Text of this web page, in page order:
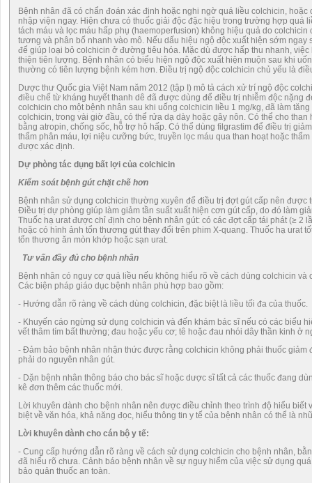
Bệnh nhân đã có chẩn đoán xác định hoặc nghi ngờ quá liều colchicin,
nhập viện ngay. Hiện chưa có thuốc giải độc đặc hiệu trong trường hợp quá
tách máu và lọc máu hấp phụ (haemoperfusion) không hiệu quả do
tương và phân bố nhanh vào mô. Nếu dấu hiệu ngộ độc xuất hiện sớm
để giúp loại bỏ colchicin ở đường tiêu hóa. Mặc dù được hấp thu nhanh,
thiện tiên lượng. Bệnh nhân có biểu hiện ngộ độc xuất hiện muộn sau khi
thường có tiên lượng bệnh kém hơn. Điều trị ngộ độc colchicin chủ yếu là
Dược thư Quốc gia Việt Nam năm 2012 (tập I) mô tả cách xử trí ngộ độc
điều chế từ kháng huyết thanh dê đã được dùng để điều trị nhiễm độc nặng
colchicin cho một bệnh nhân sau khi uống colchicin liều 1 mg/kg, đã làm
colchicin, trong vài giờ đầu, có thể rửa dạ dày hoặc gây nôn. Có thể cho
bằng atropin, chống sốc, hỗ trợ hô hấp. Có thể dùng filgrastim để điều trị
thẩm phân máu, lợi niệu cưỡng bức, truyền lọc máu qua than hoạt hoặc
được xác định.
Dự phòng tác dụng bất lợi của colchicin
Kiểm soát bệnh gút chặt chẽ hơn
Bệnh nhân sử dụng colchicin thường xuyên để điều trị đợt gút cấp nên
Điều trị dự phòng giúp làm giảm tần suất xuất hiện cơn gút cấp, do đó làm
Thuốc hạ urat được chỉ định cho bệnh nhân gút: có các đợt cấp tái phát (≥ 2
hoặc có hình ảnh tổn thương gút thay đổi trên phim X-quang. Thuốc hạ urat
tổn thương ăn mòn khớp hoặc sạn urat.
Tư vấn đầy đủ cho bệnh nhân
Bệnh nhân có nguy cơ quá liều nếu không hiểu rõ về cách dùng colchicin
Các biện pháp giáo dục bệnh nhân phù hợp bao gồm:
- Hướng dẫn rõ ràng về cách dùng colchicin, đặc biệt là liều tối đa của thuốc.
- Khuyến cáo ngừng sử dụng colchicin và đến khám bác sĩ nếu có các biểu
vết thâm tím bất thường; đau hoặc yếu cơ; tê hoặc đau nhói dây thần kinh ở
- Đảm bảo bệnh nhân nhận thức được rằng colchicin không phải thuốc
phải do nguyên nhân gút.
- Dặn bệnh nhân thông báo cho bác sĩ hoặc dược sĩ tất cả các thuốc đang
kê đơn thêm các thuốc mới.
Lời khuyên dành cho bệnh nhân nên được điều chỉnh theo trình độ hiểu
biệt về văn hóa, khả năng đọc, hiểu thông tin y tế của bệnh nhân có thể là
Lời khuyên dành cho cán bộ y tế:
- Cung cấp hướng dẫn rõ ràng về cách sử dụng colchicin cho bệnh nhân,
đã hiểu rõ chưa. Cảnh báo bệnh nhân về sự nguy hiểm của việc sử dụng
bảo quản thuốc an toàn.